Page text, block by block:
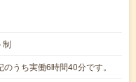
制
うち実働6時間40分です。